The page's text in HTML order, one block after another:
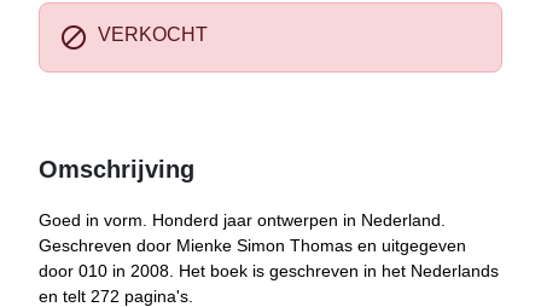
 VERKOCHT
Omschrijving
Goed in vorm. Honderd jaar ontwerpen in Nederland.
Geschreven door Mienke Simon Thomas en uitgegeven
door 010 in 2008. Het boek is geschreven in het Nederlands
en telt 272 pagina's.